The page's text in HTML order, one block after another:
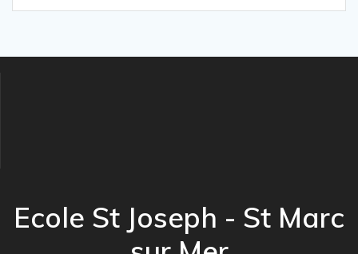
Ecole St Joseph - St Marc